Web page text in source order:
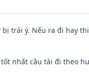
bị trái ý. Nếu ra đi hay
nhất cầu tài đi theo